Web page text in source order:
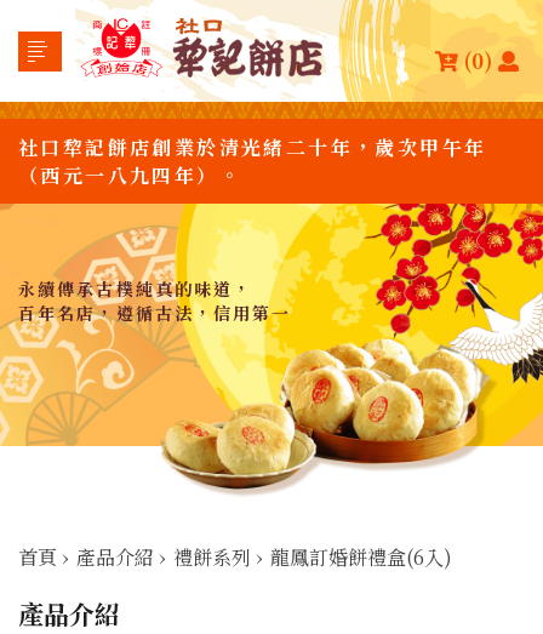
(0)
社口犂記餅店創業於清光緒二十年，歲次甲午年
（西元一八九四年）。
永續傳承古樸純真的味道，
百年名店，遵循古法，信用第一
首頁 › 產品介紹 › 禮餅系列 › 龍鳳訂婚餅禮盒(6入)
產品介紹